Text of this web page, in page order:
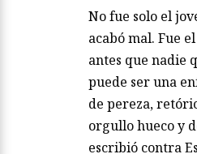
No fue solo el
acabó mal. Fue
antes que nadie
puede ser una
de pereza,
orgullo hueco y
escribió contra